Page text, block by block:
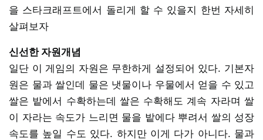
을 스타크래프트에서 돌리게 할 수 있을지 한번 자세히
살펴보자
신선한 자원개념
일단 이 게임의 자원은 무한하게 설정되어 있다. 기본자
원은 물과 쌀인데 물은 냇물이나 우물에서 얻을 수 있고
쌀은 밭에서 수확하는데 쌀은 수확해도 계속 자라며 쌀
이 자라는 속도가 느리면 물을 밭에다 뿌려서 쌀의 성장
속도를 높일 수도 있다. 하지만 이게 다가 아니다. 물과